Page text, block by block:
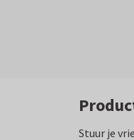
Stuur je